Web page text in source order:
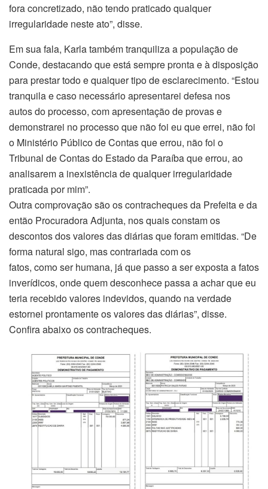
fora concretizado, não tendo praticado qualquer
irregularidade neste ato”, disse.
Em sua fala, Karla também tranquiliza a população de
Conde, destacando que está sempre pronta e à disposição
para prestar todo e qualquer tipo de esclarecimento. “Estou
tranquila e caso necessário apresentarei defesa nos
autos do processo, com apresentação de provas e
demonstrarei no processo que não foi eu que errei, não foi
o Ministério Público de Contas que errou, não foi o
Tribunal de Contas do Estado da Paraíba que errou, ao
analisarem a inexistência de qualquer irregularidade
praticada por mim”.
Outra comprovação são os contracheques da Prefeita e da
então Procuradora Adjunta, nos quais constam os
descontos dos valores das diárias que foram emitidas. “De
forma natural sigo, mas contrariada com os
fatos, como ser humana, já que passo a ser exposta a fatos
inverídicos, onde quem desconhece passa a achar que eu
teria recebido valores indevidos, quando na verdade
estornei prontamente os valores das diárias”, disse.
Confira abaixo os contracheques.